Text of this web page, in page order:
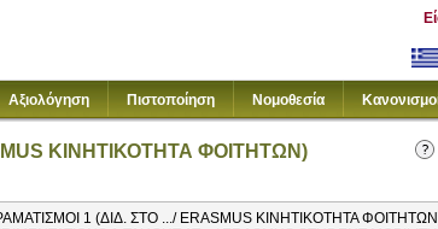
Αξιολόγηση Πιστοποίηση Νομοθεσία
ΚΙΝΗΤΙΚΟΤΗΤΑ ΦΟΙΤΗΤΩΝ)
1 (ΔΙΔ. ΣΤΟ .../ ERASMUS ΚΙΝΗΤΙΚΟΤΗΤΑ